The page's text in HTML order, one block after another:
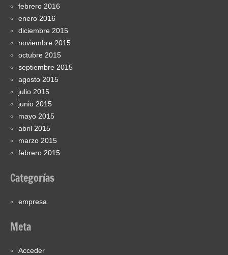
febrero 2016
enero 2016
diciembre 2015
noviembre 2015
octubre 2015
septiembre 2015
agosto 2015
julio 2015
junio 2015
mayo 2015
abril 2015
marzo 2015
febrero 2015
Categorías
empresa
Meta
Acceder